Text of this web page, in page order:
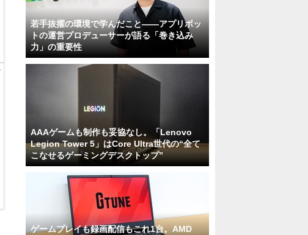
若手抜擢の環境で学んだこと――アプリボッ
トの運営プロデューサーが語る「巻き込み
力」の重要性
AAAゲームも制作も妥協なし。「Lenovo
Legion Tower 5」はCore Ultra世代の“全て
こなせるゲーミングデスクトップ”
ゲームプレイも録画配信もこれ1台。AMD